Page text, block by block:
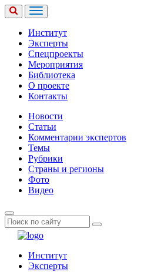
Институт
Эксперты
Спецпроекты
Мероприятия
Библиотека
О проекте
Контакты
Новости
Статьи
Комментарии экспертов
Темы
Рубрики
Страны и регионы
Фото
Видео
Институт
Эксперты